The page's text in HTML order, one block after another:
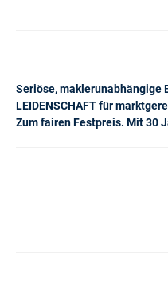
Seriöse, maklerunabhängige
LEIDENSCHAFT für
Zum fairen Festpreis. Mit 30